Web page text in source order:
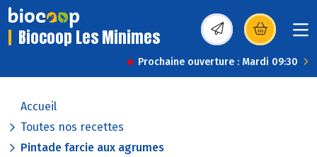
Biocoop Les Minimes (s’ouvre dans une
Prochaine ouverture : Mardi 09:30
Accueil
Toutes nos recettes
Pintade farcie aux agrumes